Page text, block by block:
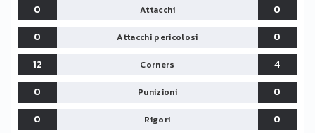
0
Attacchi
0
0
Attacchi pericolosi
0
12
Corners
4
0
Punizioni
0
0
Rigori
0